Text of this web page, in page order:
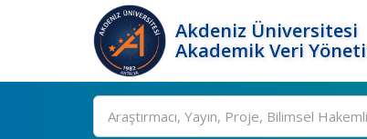
Akdeniz Üniversitesi
Akademik Veri
Ara